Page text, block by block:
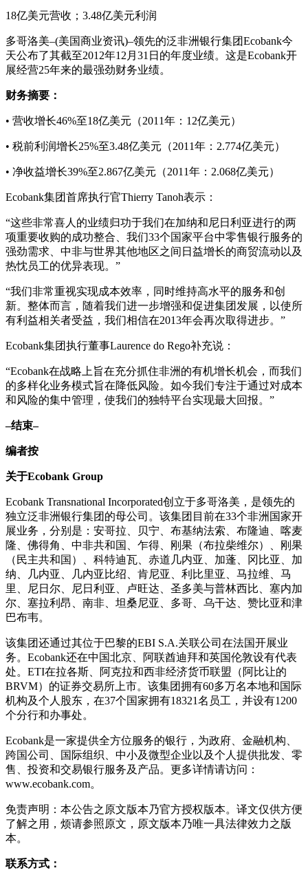
18亿美元营收；3.48亿美元利润
多哥洛美–(美国商业资讯)–领先的泛非洲银行集团Ecobank今
天公布了其截至2012年12月31日的年度业绩。这是Ecobank开
展经营25年来的最强劲财务业绩。
财务摘要：
• 营收增长46%至18亿美元（2011年：12亿美元）
• 税前利润增长25%至3.48亿美元（2011年：2.774亿美元）
• 净收益增长39%至2.867亿美元（2011年：2.068亿美元）
Ecobank集团首席执行官Thierry Tanoh表示：
“这些非常喜人的业绩归功于我们在加纳和尼日利亚进行的两
项重要收购的成功整合、我们33个国家平台中零售银行服务的
强劲需求、中非与世界其他地区之间日益增长的商贸流动以及
热忱员工的优异表现。”
“我们非常重视实现成本效率，同时维持高水平的服务和创
新。整体而言，随着我们进一步增强和促进集团发展，以使所
有利益相关者受益，我们相信在2013年会再次取得进步。”
Ecobank集团执行董事Laurence do Rego补充说：
“Ecobank在战略上旨在充分抓住非洲的有机增长机会，而我们
的多样化业务模式旨在降低风险。如今我们专注于通过对成本
和风险的集中管理，使我们的独特平台实现最大回报。”
–结束–
编者按
关于Ecobank Group
Ecobank Transnational Incorporated创立于多哥洛美，是领先的
独立泛非洲银行集团的母公司。该集团目前在33个非洲国家开
展业务，分别是：安哥拉、贝宁、布基纳法索、布隆迪、喀麦
隆、佛得角、中非共和国、乍得、刚果（布拉柴维尔）、刚果
（民主共和国）、科特迪瓦、赤道几内亚、加蓬、冈比亚、加
纳、几内亚、几内亚比绍、肯尼亚、利比里亚、马拉维、马
里、尼日尔、尼日利亚、卢旺达、圣多美与普林西比、塞内加
尔、塞拉利昂、南非、坦桑尼亚、多哥、乌干达、赞比亚和津
巴布韦。
该集团还通过其位于巴黎的EBI S.A.关联公司在法国开展业
务。Ecobank还在中国北京、阿联酋迪拜和英国伦敦设有代表
处。ETI在拉各斯、阿克拉和西非经济货币联盟（阿比让的
BRVM）的证券交易所上市。该集团拥有60多万名本地和国际
机构及个人股东，在37个国家拥有18321名员工，并设有1200
个分行和办事处。
Ecobank是一家提供全方位服务的银行，为政府、金融机构、
跨国公司、国际组织、中小及微型企业以及个人提供批发、零
售、投资和交易银行服务及产品。更多详情请访问：
www.ecobank.com。
免责声明：本公告之原文版本乃官方授权版本。译文仅供方便
了解之用，烦请参照原文，原文版本乃唯一具法律效力之版
本。
联系方式：